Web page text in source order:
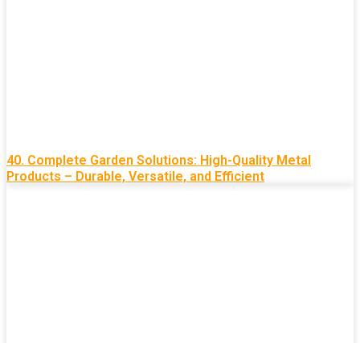
40. Complete Garden Solutions: High-Quality Metal
Products – Durable, Versatile, and Efficient